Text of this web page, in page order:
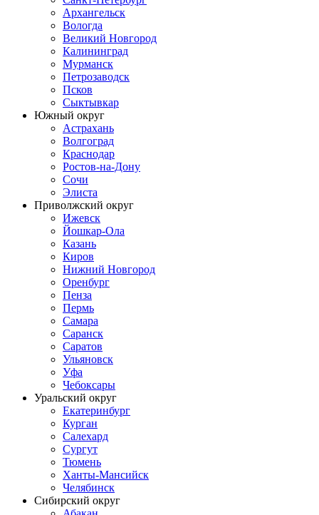
Архангельск
Вологда
Великий Новгород
Калининград
Мурманск
Петрозаводск
Псков
Сыктывкар
Южный округ
Астрахань
Волгоград
Краснодар
Ростов-на-Дону
Сочи
Элиста
Приволжский округ
Ижевск
Йошкар-Ола
Казань
Киров
Нижний Новгород
Оренбург
Пенза
Пермь
Самара
Саранск
Саратов
Ульяновск
Уфа
Чебоксары
Уральский округ
Екатеринбург
Курган
Салехард
Сургут
Тюмень
Ханты-Мансийск
Челябинск
Сибирский округ